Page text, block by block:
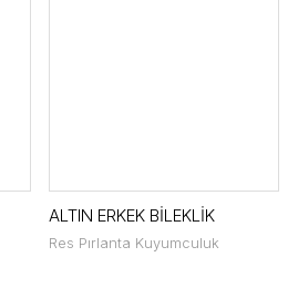
ALTIN ERKEK BİLEKLİK
Res Pırlanta Kuyumculuk